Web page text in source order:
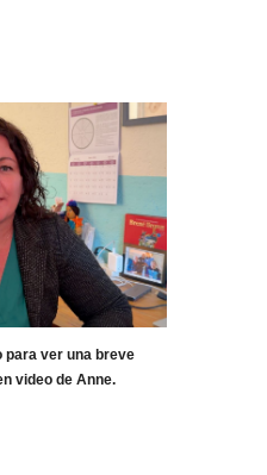
para ver una breve
video de Anne.